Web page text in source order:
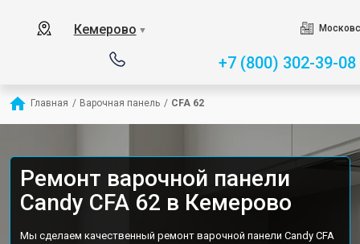
Кемерово ▼
+7 (800) 302-39-08
Главная / Варочная панель / CFA 62
Ремонт варочной панели
Candy CFA 62 в Кемерово
Мы сделаем качественный ремонт варочной панели Candy CFA